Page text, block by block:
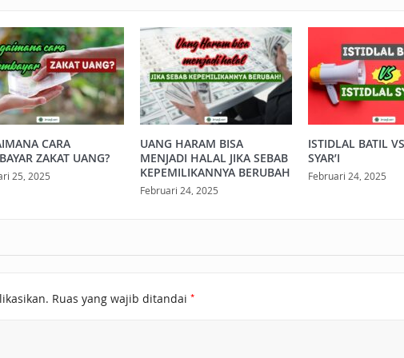
CARA
ZAKAT UANG?
25, 2025
UANG HARAM BISA
MENJADI HALAL JIKA SEBAB
KEPEMILIKANNYA BERUBAH
Februari 24, 2025
ISTIDLAL BATIL
SYAR’I
Februari 24, 2025
Ruas yang wajib ditandai *